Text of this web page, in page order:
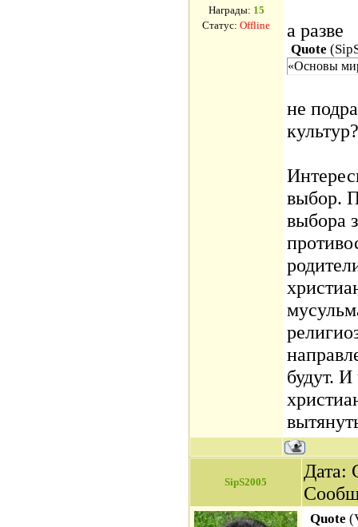
Награды: 15
Статус: Offline а разве
Quote (
«Основы
не
культур?
выбор.
выбора
будут.
SipS2005
Дата:
Quote (